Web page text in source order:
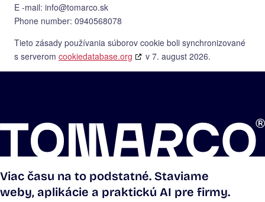
E -mail: info@tomarco.sk
Phone number: 0940568078
Tieto zásady používania súborov cookie boli synchronizované
s serverom cookiedatabase.org v 7. august 2026.
Viac času na to podstatné. Staviame
weby, aplikácie a praktickú AI pre firmy.